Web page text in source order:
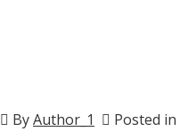
ByAuthor_1 Posted in